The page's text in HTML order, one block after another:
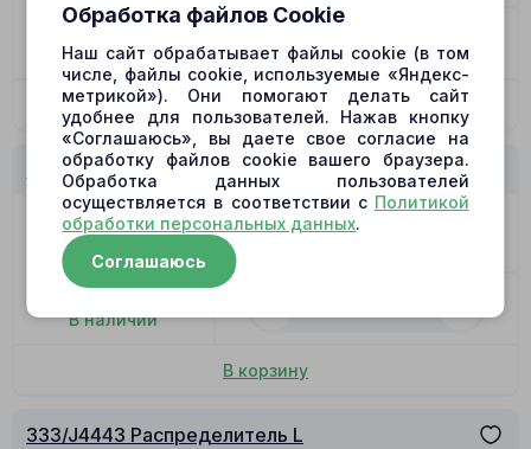
В наличии
В корзину
333/J4443 Распределитель L (Биметалл)
В наличии
Цена 4469.00₽
В корзину
333/J4443 Распределитель L
Обработка файлов Cookie
Наш сайт обрабатывает файлы cookie (в том
числе, файлы cookie, используемые «Яндекс-
метрикой»). Они помогают делать сайт
удобнее для пользователей. Нажав кнопку
«Соглашаюсь», вы даете свое согласие на
обработку файлов cookie вашего браузера.
Обработка данных пользователей
осуществляется в соответствии с Политикой
обработки персональных данных.
Соглашаюсь